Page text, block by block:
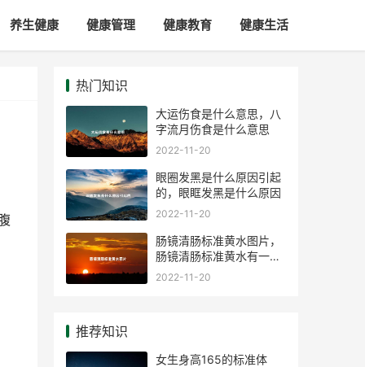
养生健康 健康管理 健康教育 健康生活
热门知识
大运伤食是什么意思，八
字流月伤食是什么意思
2022-11-20
眼圈发黑是什么原因引起
的，眼眶发黑是什么原因
2022-11-20
肠镜清肠标准黄水图片，
肠镜清肠标准黄水有一点
絮状物
2022-11-20
推荐知识
女生身高165的标准体